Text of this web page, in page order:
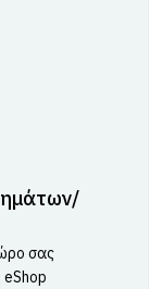
σας